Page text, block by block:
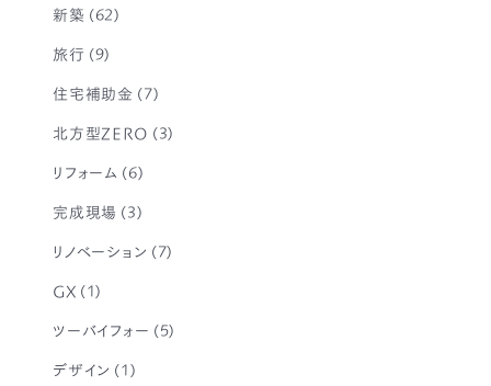
新築 (62)
旅行 (9)
住宅補助金 (7)
北方型ZERO (3)
リフォーム (6)
完成現場 (3)
リノベーション (7)
GX (1)
ツーバイフォー (5)
デザイン (1)